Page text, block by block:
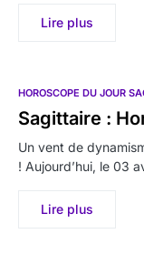
Lire plus
HOROSCOPE DU JOUR
Sagittaire :
Un vent de
! Aujourd’hui, le 03
Lire plus